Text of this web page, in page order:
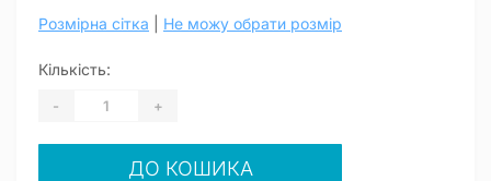
Розмірна сітка Не можу обрати розмір
Кількість:
- +
ДО КОШИКА